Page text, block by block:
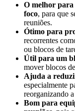
O melhor para
foco, para que
reuniões.
Ótimo para
recorrentes
ou blocos de
Útil para um
mover blocos
Ajuda a
especialmente
reorganizando a
Bom para